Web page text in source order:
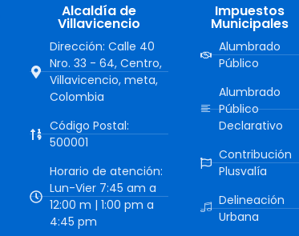
Alcaldía de
Villavicencio
Dirección: Calle 40
Nro. 33 - 64, Centro,
Villavicencio, meta,
Colombia
Código Postal:
500001
Horario de atención:
Lun-Vier 7:45 am a
12:00 m | 1:00 pm a
4:45 pm
Impuestos
Municipales
Alumbrado
Público
Alumbrado
Público
Declarativo
Contribución
Plusvalía
Delineación
Urbana